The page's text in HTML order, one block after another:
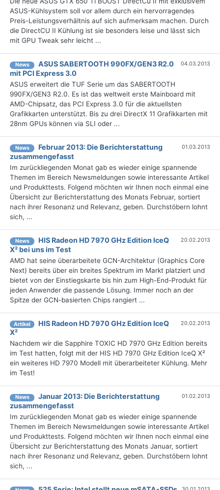
ASUS-Kühlsystem soll vor allem durch ein hervorragendes
Preis-Leistungsverhältnis auf sich aufmerksam machen. Durch
die DirectCU II Kühlung ist sie besonders leise und lässt sich
mit GPU Tweak sehr leicht ...
News
ASUS SABERTOOTH 990FX/GEN3 R2.0
mit PCI Express 3.0
04.03.2013
ASUS erweitert die TUF Serie um das SABERTOOTH
990FX/GEN3 R2.0. Es ist das weltweit erste Mainboard mit
AMD-Chipsatz, das PCI Express 3.0 für die aktuellsten
Grafikkarten unterstützt. Bis zu drei DirectX 11 Grafikkarten mit
28nm GPUs können via SLI oder ...
News
Februar 2013: Die Berichterstattung
zusammengefasst
01.03.2013
Im zurückliegenden Monat gab es wieder einige spannende
Themen im Bereich Newsmeldungen sowie interessante Artikel
und Produkttests. Folgend möchten wir Ihnen noch einmal eine
Übersicht zur Berichterstattung des Monats Februar, sortiert
nach ihrer Resonanz und Relevanz, geben. Durchstöbern lohnt
sich, ...
News
HIS Radeon HD 7970 GHz Edition IceQ
X² bei uns im Test
20.02.2013
AMD hat seine überarbeitete GCN-Architektur (Graphics Core
Next) bereits über ein breites Spektrum im Markt platziert und
bietet von der Einstiegskarte bis hin zum High-End-Produkt für
jeden Anwender die passende Lösung. Immer noch an der
Spitze der GCN-basierten Chips rangiert ...
Artikel
HIS Radeon HD 7970 GHz Edition IceQ
X²
20.02.2013
Nachdem wir die Sapphire TOXIC HD 7970 GHz Edition bereits
im Test hatten, folgt mit der HIS HD 7970 GHz Edition IceQ X²
ein weiteres HD 7970 Modell mit überarbeiteter Kühlung. Mehr
im Test!
News
Januar 2013: Die Berichterstattung
zusammengefasst
01.02.2013
Im zurückliegenden Monat gab es wieder einige spannende
Themen im Bereich Newsmeldungen sowie interessante Artikel
und Produkttests. Folgend möchten wir Ihnen noch einmal eine
Übersicht zur Berichterstattung des Monats Januar, sortiert
nach ihrer Resonanz und Relevanz, geben. Durchstöbern lohnt
sich, ...